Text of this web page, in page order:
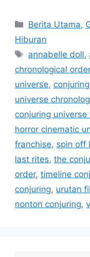
Categories
Berita Utama,
Hiburan
Tags
annabelle doll,
chronological
universe,
universe
conjuring universe
horror cinematic
franchise, spin off
last rites, the
order, timeline
conjuring, urutan
nonton conjuring,